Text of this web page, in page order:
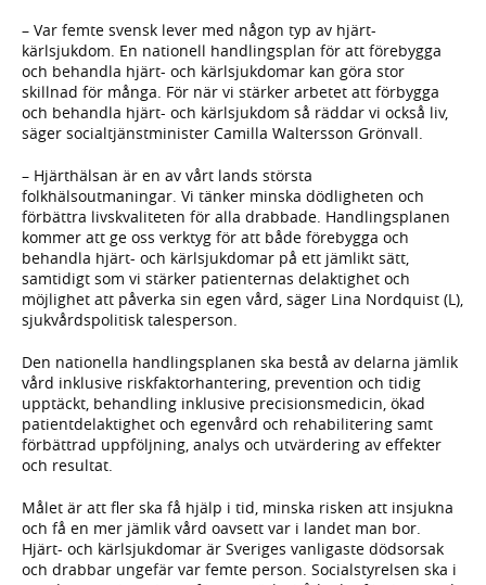
– Var femte svensk lever med någon typ av hjärt-
kärlsjukdom. En nationell handlingsplan för att förebygga
och behandla hjärt- och kärlsjukdomar kan göra stor
skillnad för många. För när vi stärker arbetet att förbygga
och behandla hjärt- och kärlsjukdom så räddar vi också liv,
säger socialtjänstminister Camilla Waltersson Grönvall.
– Hjärthälsan är en av vårt lands största
folkhälsoutmaningar. Vi tänker minska dödligheten och
förbättra livskvaliteten för alla drabbade. Handlingsplanen
kommer att ge oss verktyg för att både förebygga och
behandla hjärt- och kärlsjukdomar på ett jämlikt sätt,
samtidigt som vi stärker patienternas delaktighet och
möjlighet att påverka sin egen vård, säger Lina Nordquist (L),
sjukvårdspolitisk talesperson.
Den nationella handlingsplanen ska bestå av delarna jämlik
vård inklusive riskfaktorhantering, prevention och tidig
upptäckt, behandling inklusive precisionsmedicin, ökad
patientdelaktighet och egenvård och rehabilitering samt
förbättrad uppföljning, analys och utvärdering av effekter
och resultat.
Målet är att fler ska få hjälp i tid, minska risken att insjukna
och få en mer jämlik vård oavsett var i landet man bor.
Hjärt- och kärlsjukdomar är Sveriges vanligaste dödsorsak
och drabbar ungefär var femte person. Socialstyrelsen ska i